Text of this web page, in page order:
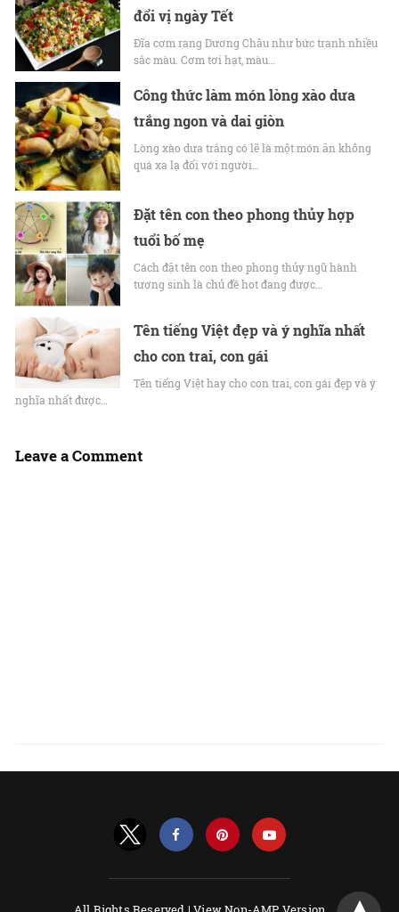
đổi vị ngày Tết
Đĩa cơm rang Dương Châu như bức tranh nhiều
sắc màu. Cơm tơi hạt, màu…
Công thức làm món lòng xào dưa
trắng ngon và dai giòn
Lòng xào dưa trắng có lẽ là một món ăn không
quá xa lạ đối với người…
Đặt tên con theo phong thủy hợp
tuổi bố mẹ
Cách đặt tên con theo phong thủy ngũ hành
tương sinh là chủ đề hot đang được…
Tên tiếng Việt đẹp và ý nghĩa nhất
cho con trai, con gái
Tên tiếng Việt hay cho con trai, con gái đẹp và ý
nghĩa nhất được…
Leave a Comment